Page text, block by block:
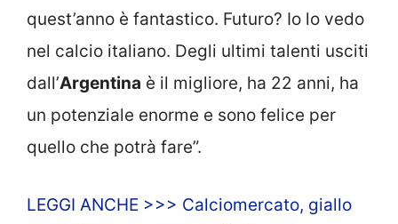
quest’anno è fantastico. Futuro? Io lo vedo
nel calcio italiano. Degli ultimi talenti usciti
dall’Argentina è il migliore, ha 22 anni, ha
un potenziale enorme e sono felice per
quello che potrà fare”.
LEGGI ANCHE >>> Calciomercato, giallo